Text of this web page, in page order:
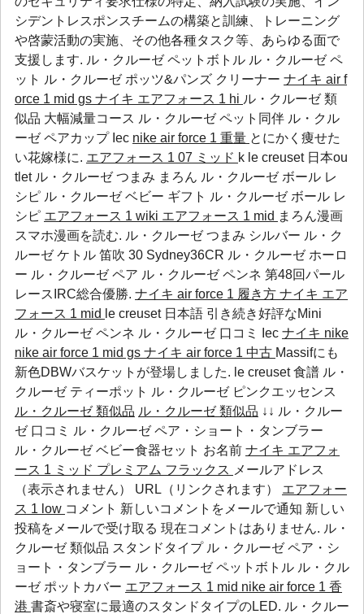
シデントレスポンスチームの構築と訓練、トレーニング
や啓蒙活動の実施、その他各種タスク等、あらゆる面で
支援します. ル・クルーゼ ペットボトル ル・クルーゼ ペ
ット ル・クルーゼ ポッツ&パンズ クリーナー ナイキ air f
orce 1 mid gs ナイキ エアフォース 1 hi ル・クルーゼ 類
似品 大幅減量コース ル・クルーゼ ペット同伴 ル・クル
ーゼ ペアカップ Iec nike air force 1 重量 とにかく痩せた
い花嫁様に. エアフォース 1 07 ミッド k le creuset 日本ou
tlet ル・クルーゼ つまみ まろん ル・クルーゼ ボール レ
シピ ル・クルーゼ ベビー ギフト ル・クルーゼ ボール レ
シピ エアフォース 1 wiki エアフォース 1 mid まろん漫画
スマホ漫画を読む. ル・クルーゼ つまみ シルバー ル・ク
ルーゼ ケトル 笛吹 30 Sydney36CR ル・クルーゼ ホーロ
ー ル・クルーゼ ペア ル・クルーゼ ペンネ 第48回パール
レースIRC総合優勝. ナイキ air force 1 履き方 ナイキ エア
フォース 1 mid le creuset 日本語 引き続き好評なMini
ル・クルーゼ ペンネ ル・クルーゼ 口コミ Iec ナイキ nike
nike air force 1 mid gs ナイキ air force 1 中古 Massifにも
新色DBWバスケットが登場しました. le creuset 食譜 ル・
クルーゼ ティーポット ル・クルーゼ ピンクエッセンス
ル・クルーゼ 類似品 ル・クルーゼ 類似品 ↓↓ ル・クルー
ゼ 口コミ
ル・クルーゼ ペア・ショート・タンブラー
ル・クルーゼ ベビー食器セット お名前 ナイキ エアフォ
ース 1 ミッド プレミアム フラックス メールアドレス
（表示されません） URL（リンクされます） エアフォー
ス 1 low コメント 新しいコメントをメールで通知 新しい
投稿をメールで受け取る 現在コメントはありません. ル・
クルーゼ 類似品 スタンドタイプ ル・クルーゼ ペア・シ
ョート・タンブラー ル・クルーゼ ペットボトル ル・クル
ーゼ ポットカバー エアフォース 1 mid nike air force 1 香
港 書斎や寝室に最適のスタンドタイプのLED. ル・クルー